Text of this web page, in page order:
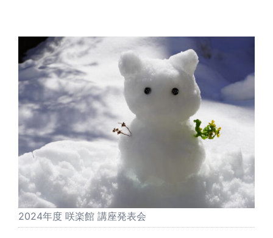
2024年度 咲楽館 講座発表会